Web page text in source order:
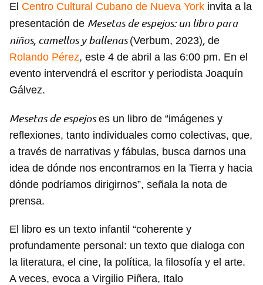
El Centro Cultural Cubano de Nueva York invita a la
presentación de Mesetas de espejos: un libro para
niños, camellos y ballenas(Verbum, 2023), de
Rolando Pérez, este 4 de abril a las 6:00 pm. En el
evento intervendrá el escritor y periodista Joaquín
Gálvez.
Mesetas de espejoses un libro de “imágenes y
reflexiones, tanto individuales como colectivas, que,
a través de narrativas y fábulas, busca darnos una
idea de dónde nos encontramos en la Tierra y hacia
dónde podríamos dirigirnos”, señala la nota de
prensa.
El libro es un texto infantil “coherente y
profundamente personal: un texto que dialoga con
la literatura, el cine, la política, la filosofía y el arte.
A veces, evoca a Virgilio Piñera, Italo